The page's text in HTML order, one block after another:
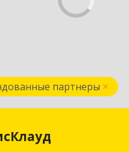
партнеры